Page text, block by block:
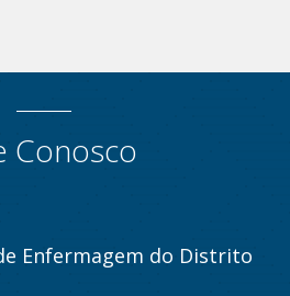
Conosco
Enfermagem do Distrito